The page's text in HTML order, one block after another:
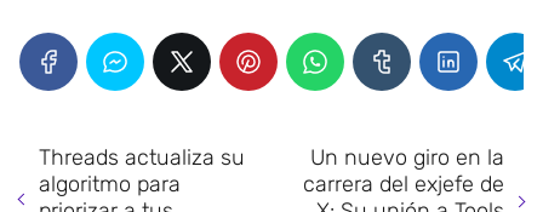
Threads actualiza su
algoritmo para
Un nuevo giro en la
carrera del exjefe de